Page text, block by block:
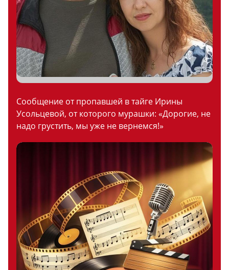
Сообщение от пропавшей в тайге Ирины
Усольцевой, от которого мурашки: «Дорогие, не
надо грустить, мы уже не вернемся!»